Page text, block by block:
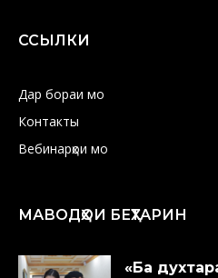
ССЫЛКИ
Дар бораи мо
Контакты
Вебинарҳои мо
МАВОДҲОИ БЕҲТАРИН
«Ба